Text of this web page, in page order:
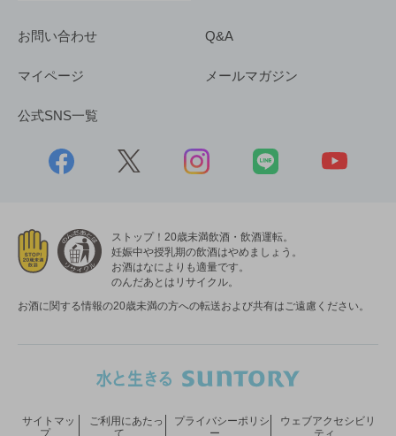
お問い合わせ Q&A
マイページ メールマガジン
公式SNS一覧
ストップ！20歳未満飲酒・飲酒運転。
妊娠中や授乳期の飲酒はやめましょう。
お酒はなによりも適量です。
のんだあとはリサイクル。
お酒に関する情報の20歳未満の方への転送および共有はご遠慮ください。
サイトマッ
プ
ご利用にあたっ
て
プライバシーポリシ
ー
ウェブアクセシビリ
ティ